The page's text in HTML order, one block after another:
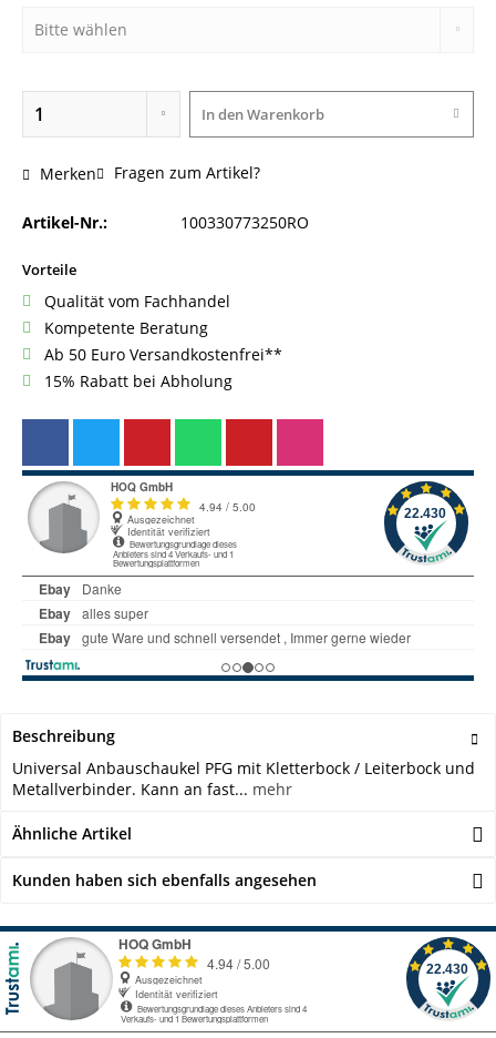
In denWarenkorb
Merken Fragen zum Artikel?
Artikel-Nr.: 100330773250RO
Vorteile
Qualität vom Fachhandel
Kompetente Beratung
Ab 50 Euro Versandkostenfrei**
15% Rabatt bei Abholung
Beschreibung
Universal Anbauschaukel PFG mit Kletterbock / Leiterbock und
Metallverbinder. Kann an fast... mehr
Ähnliche Artikel
Kunden haben sich ebenfalls angesehen